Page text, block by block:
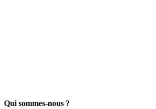
Qui sommes-nous ?